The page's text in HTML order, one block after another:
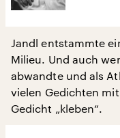
Jandl entstammte
Milieu. Und auch
abwandte und als
vielen Gedichten
Gedicht „kleben“.